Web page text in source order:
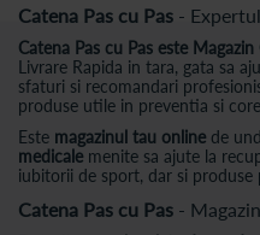
Catena Pas cu Pas -
Catena Pas cu Pas este
Livrare Rapida in tara, gata sa
sfaturi si recomandari
produse utile in preventia si
Este magazinul tau online de
medicale menite sa ajute la
iubitorii de sport, dar si
Catena Pas cu Pas -